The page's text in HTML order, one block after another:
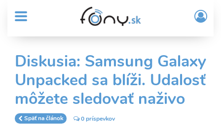
obsah
MENU
Sub
Header
menu
User
account
menu
/
Diskusia: Samsung Galaxy
Unpacked sa blíži. Udalosť
môžete sledovať naživo
Späť na článok 0 príspevkov